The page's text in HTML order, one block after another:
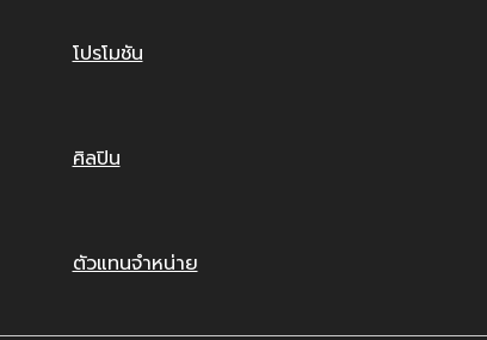
โปรโมชัน
ศิลปิน
ตัวแทนจำหน่าย